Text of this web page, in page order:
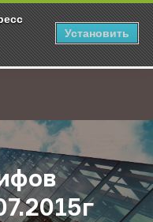
Установить
тарифов компании с